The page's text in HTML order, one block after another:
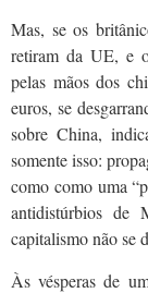
Mas, se os
retiram da UE, e
pelas mãos dos
euros, se
sobre China,
somente isso:
como como uma
antidistúrbios de
capitalismo não se
Às vésperas de